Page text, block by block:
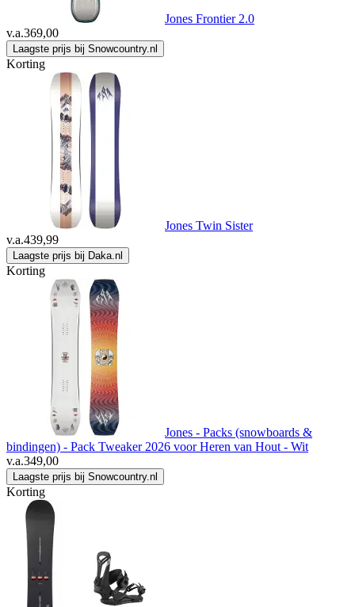
Jones Frontier 2.0
v.a.369,00
Laagste prijs bij Snowcountry.nl
Korting
Jones Twin Sister
v.a.439,99
Laagste prijs bij Daka.nl
Korting
Jones - Packs (snowboards &
bindingen) - Pack Tweaker 2026 voor Heren van Hout - Wit
v.a.349,00
Laagste prijs bij Snowcountry.nl
Korting